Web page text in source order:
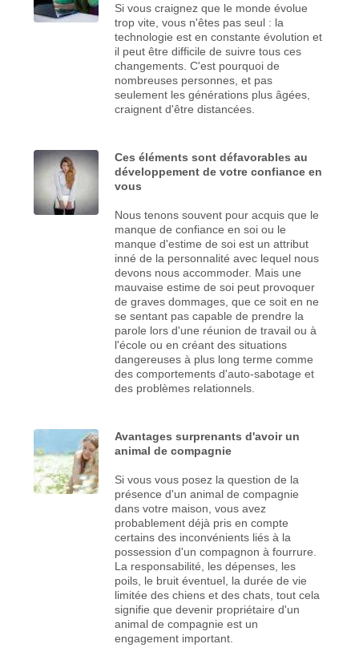
Si vous craignez que le monde évolue
trop vite, vous n'êtes pas seul : la
technologie est en constante évolution et
il peut être difficile de suivre tous ces
changements. C'est pourquoi de
nombreuses personnes, et pas
seulement les générations plus âgées,
craignent d'être distancées.
Ces éléments sont défavorables au
développement de votre confiance en
vous
Nous tenons souvent pour acquis que le
manque de confiance en soi ou le
manque d'estime de soi est un attribut
inné de la personnalité avec lequel nous
devons nous accommoder. Mais une
mauvaise estime de soi peut provoquer
de graves dommages, que ce soit en ne
se sentant pas capable de prendre la
parole lors d'une réunion de travail ou à
l'école ou en créant des situations
dangereuses à plus long terme comme
des comportements d'auto-sabotage et
des problèmes relationnels.
Avantages surprenants d'avoir un
animal de compagnie
Si vous vous posez la question de la
présence d'un animal de compagnie
dans votre maison, vous avez
probablement déjà pris en compte
certains des inconvénients liés à la
possession d'un compagnon à fourrure.
La responsabilité, les dépenses, les
poils, le bruit éventuel, la durée de vie
limitée des chiens et des chats, tout cela
signifie que devenir propriétaire d'un
animal de compagnie est un
engagement important.